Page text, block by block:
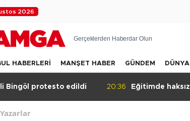
2026
Gerçeklerden Haberdar Olun
HABERLERİ MANŞET HABER GÜNDEM DÜNYA
protesto edildi 20:36 Eğitimde haksızlık!
Yazarlar